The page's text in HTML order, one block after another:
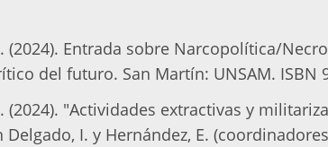
(2024). Entrada sobre Narcopolítica/
del futuro. San Martín: UNSAM. ISBN
(2024). "Actividades extractivas y
I. y Hernández, E.